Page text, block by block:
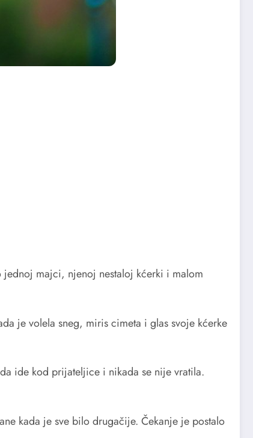
majci, njenoj nestaloj kćerki i malom
je volela sneg, miris cimeta i glas svoje kćerke
ide kod prijateljice i nikada se nije vratila.
kada je sve bilo drugačije. Čekanje je postalo